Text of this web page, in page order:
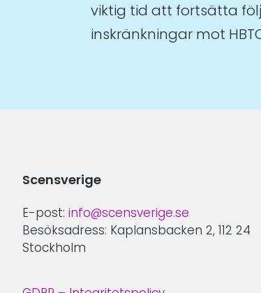
viktig tid att fortsätta
inskränkningar mot
Scensverige
E-post: info@scensverige.se
Besöksadress: Kaplansbacken 2, 112 24
Stockholm